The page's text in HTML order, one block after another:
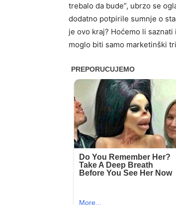
trebalo da bude”, ubrzo se
dodatno potpirile sumnje o
je ovo kraj? Hoćemo li
moglo biti samo marketinški